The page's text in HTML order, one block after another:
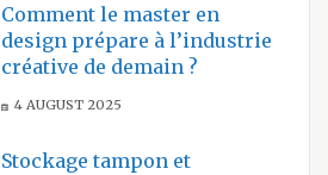
Comment le master en
design prépare à l’industrie
créative de demain ?
4 AUGUST 2025
Stockage tampon et